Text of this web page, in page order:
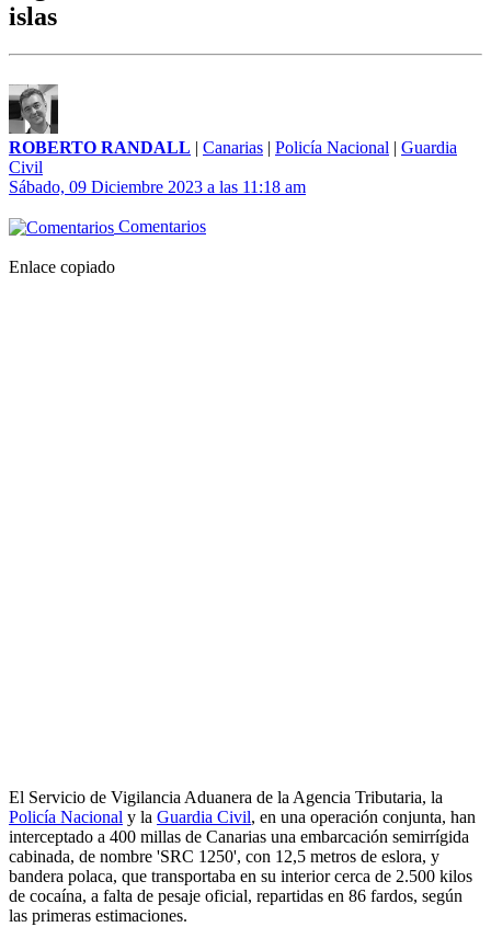
islas
ROBERTO RANDALL | Canarias | Policía Nacional | Guardia
Civil
Sábado, 09 Diciembre 2023 a las 11:18 am
Comentarios
Enlace copiado
El Servicio de Vigilancia Aduanera de la Agencia Tributaria, la
Policía Nacional y la Guardia Civil, en una operación conjunta, han
interceptado a 400 millas de Canarias una embarcación semirrígida
cabinada, de nombre 'SRC 1250', con 12,5 metros de eslora, y
bandera polaca, que transportaba en su interior cerca de 2.500 kilos
de cocaína, a falta de pesaje oficial, repartidas en 86 fardos, según
las primeras estimaciones.